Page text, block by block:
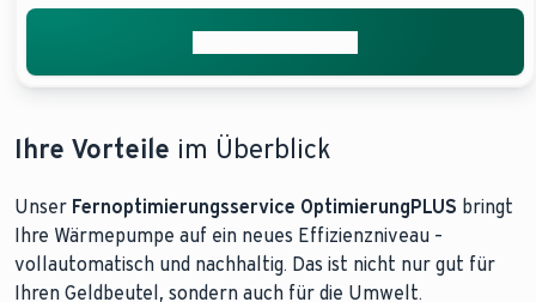
Ihre Vorteile im Überblick
Unser Fernoptimierungsservice OptimierungPLUS bringt
Ihre Wärmepumpe auf ein neues Effizienzniveau –
vollautomatisch und nachhaltig. Das ist nicht nur gut für
Ihren Geldbeutel, sondern auch für die Umwelt.